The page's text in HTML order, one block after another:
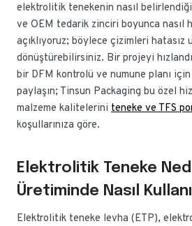
elektrolitik tenekenin nasıl
ve OEM tedarik zinciri boyunca nasıl
açıklıyoruz; böylece çizimleri hatasız
dönüştürebilirsiniz. Bir projeyi
bir DFM kontrolü ve numune planı
paylaşın; Tinsun Packaging bu özel
malzeme kalitelerini teneke ve TFS
koşullarınıza göre.
Elektrolitik Teneke
Üretiminde Nasıl
Elektrolitik teneke levha (ETP),